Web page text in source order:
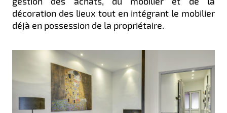
décoration des lieux tout en intégrant le mobilier
déjà en possession de la propriétaire.